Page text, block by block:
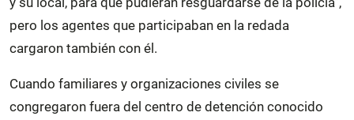
pero los agentes que participaban en la redada
cargaron también con él.
Cuando familiares y organizaciones civiles se
congregaron fuera del centro de detención conocido